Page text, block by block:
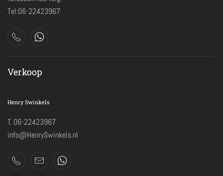
Tel:06-22423967
Verkoop
Henry Swinkels
T. 06-22423967
info@HenrySwinkels.nl